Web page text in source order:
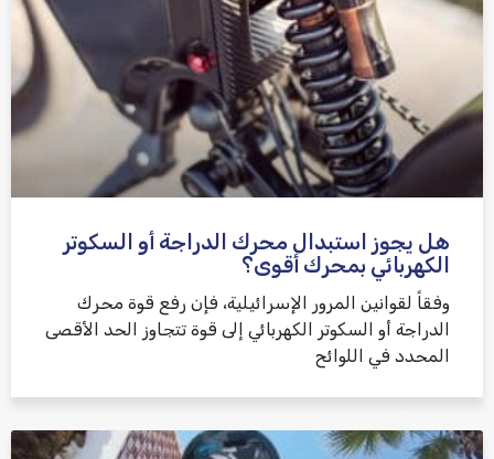
هل يجوز استبدال محرك الدراجة أو السكوتر
الكهربائي بمحرك أقوى؟
وفقاً لقوانين المرور الإسرائيلية، فإن رفع قوة محرك
الدراجة أو السكوتر الكهربائي إلى قوة تتجاوز الحد الأقصى
المحدد في اللوائح